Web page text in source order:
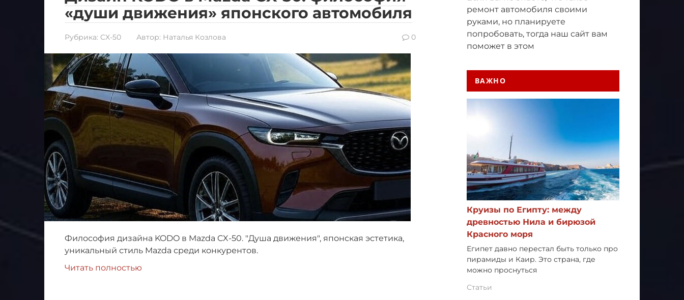
«души движения» японского автомобиля
Рубрика: CX-50 Автор: Наталья Козлова 0
Философия дизайна KODO в Mazda CX-50. "Душа движения", японская эстетика,
уникальный стиль Mazda среди конкурентов.
Читать полностью
ремонт автомобиля своими
руками, но планируете
попробовать, тогда наш сайт вам
поможет в этом
ВАЖНО
Круизы по Египту: между
древностью Нила и бирюзой
Красного моря
Египет давно перестал быть только про
пирамиды и Каир. Это страна, где
можно проснуться
Статьи